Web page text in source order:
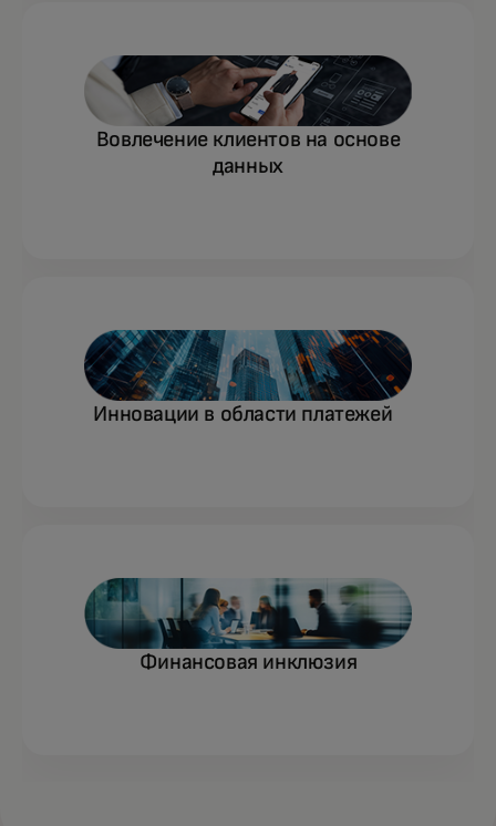
Вовлечение клиентов на основе
данных
Инновации в области платежей
Финансовая инклюзия